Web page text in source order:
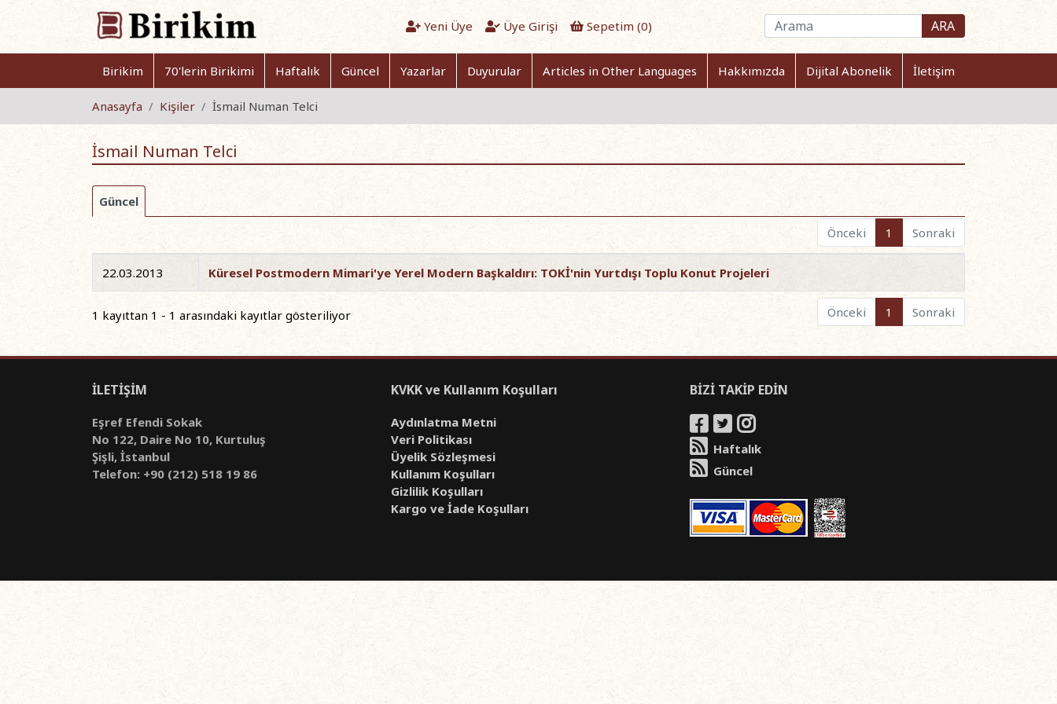
Yeni Üye Üye Girişi Sepetim (0) ARA
Birikim 70'lerin Birikimi Haftalık Güncel Yazarlar Duyurular Articles in Other Languages Hakkımızda Dijital Abonelik İletişim
Anasayfa Kişiler İsmail Numan Telci
İsmail Numan Telci
Güncel
Önceki
1 Sonraki
22.03.2013 Küresel Postmodern Mimari'ye Yerel Modern Başkaldırı: TOKİ'nin Yurtdışı Toplu Konut Projeleri
1 kayıttan 1 - 1 arasındaki kayıtlar gösteriliyor Önceki 1 Sonraki
İLETİŞİM
Eşref Efendi Sokak
No 122, Daire No 10, Kurtuluş
Şişli, İstanbul
Telefon: +90 (212) 518 19 86
KVKK ve Kullanım Koşulları
Aydınlatma Metni
Veri Politikası
Üyelik Sözleşmesi
Kullanım Koşulları
Gizlilik Koşulları
Kargo ve İade Koşulları
BİZİ TAKİP EDİN
Haftalık
Güncel